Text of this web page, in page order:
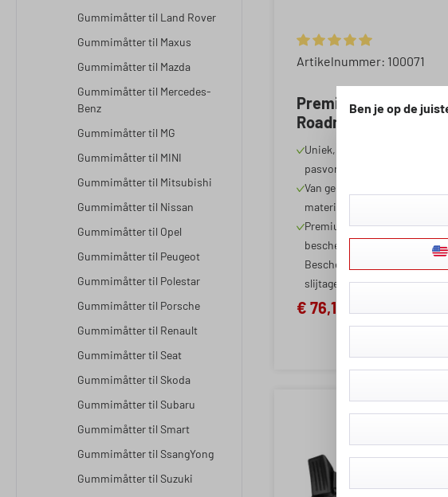
Gummimåtter til Land Rover
Gummimåtter til Maxus
Gummimåtter til Mazda
Gummimåtter til Mercedes-
Benz
Gummimåtter til MG
Gummimåtter til MINI
Gummimåtter til Mitsubishi
Gummimåtter til Nissan
Gummimåtter til Opel
Gummimåtter til Peugeot
Gummimåtter til Polestar
Gummimåtter til Porsche
Gummimåtter til Renault
Gummimåtter til Seat
Gummimåtter til Skoda
Gummimåtter til Subaru
Gummimåtter til Smart
Gummimåtter til SsangYong
Gummimåtter til Suzuki
Gemiddelde waardering
Artikelnummer: 100071
Premium rubberen
Roadmaster voor
B9/Allroad B9/Avant
2015-2024, A5
06/2016-Vandaag
Uniek, modern design met de
pasvorm dankzij 3D-
Van gepatenteerd Dual-
materiaal, randhoogte ca. 40
Premium bescherming:
bescherming voor intensief
Beschermt tegen vuil, natheid
slijtage
€ 76,15
Ben je op de